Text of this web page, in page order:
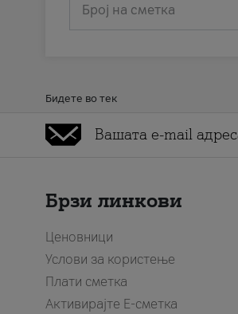
Број на сметка
Бидете во тек
Брзи линкови
Ценовници
Услови за користење
Плати сметка
Активирајте Е-сметка